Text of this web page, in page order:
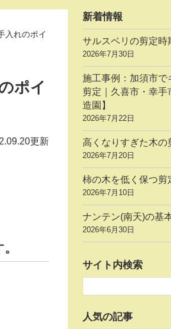
入れのポイ
ポイ
更新
新着情報
サルスベリの剪定時
2026年7月30日
施工事例：加須市で
剪定｜久喜市・幸手
造園】
2026年7月22日
高くなりすぎた木の
2026年7月20日
柿の木を低く保つ剪
2026年7月10日
ナンテン(南天)の基
2026年6月30日
サイト内検索
人気の記事